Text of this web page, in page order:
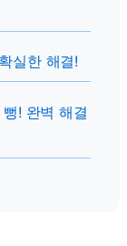
실한 해결!
! 완벽 해결